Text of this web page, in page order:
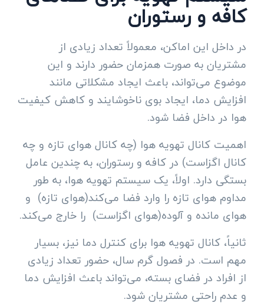
کافه و رستوران
در داخل این اماکن، معمولاً تعداد زیادی از
مشتریان به صورت همزمان حضور دارند و این
موضوع می‌تواند، باعث ایجاد مشکلاتی مانند
افزایش دما، ایجاد بوی ناخوشایند و کاهش کیفیت
هوا در داخل فضا شود.
اهمیت کانال تهویه هوا (چه کانال هوای تازه و چه
کانال اگزاست) در کافه و رستوران، به چندین عامل
بستگی دارد. اولاً، یک سیستم تهویه هوا، به طور
مداوم هوای تازه را وارد فضا می‌کند(هوای تازه) و
هوای مانده و آلوده(هوای اگزاست) را خارج می‌کند.
ثانیاً، کانال تهویه هوا برای کنترل دما نیز، بسیار
مهم است. در فصول گرم سال، حضور تعداد زیادی
از افراد در فضای بسته، می‌تواند باعث افزایش دما
و عدم راحتی مشتریان شود.